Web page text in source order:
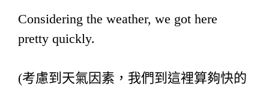
Considering the weather, we got here
pretty quickly.
(考慮到天氣因素，我們到這裡算夠快的